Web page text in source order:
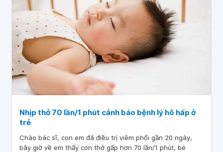
Nhịp thở 70 lần/1 phút cảnh báo bệnh lý hô hấp ở
trẻ
Chào bác sĩ, con em đã điều trị viêm phổi gần 20 ngày,
bây giờ về em thấy con thở gấp hơn 70 lần/1 phút, bé